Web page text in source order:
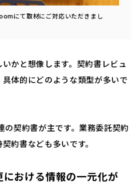
にて取材にご対応いただきまし
かと想像します。契約書レビュ
体的にどのような類型が多いで
契約書が主です。業務委託契約
約書なども多いです。
おける情報の一元化が